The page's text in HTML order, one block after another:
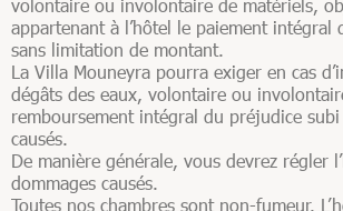
volontaire ou involontaire de matériels,
appartenant à l’hôtel le paiement intégral
sans limitation de montant.
La Villa Mouneyra pourra exiger en cas
dégâts des eaux, volontaire ou
remboursement intégral du préjudice
causés.
De manière générale, vous devrez régler
dommages causés.
Toutes nos chambres sont non-fumeur.